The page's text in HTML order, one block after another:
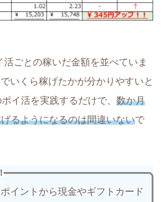
ごとの稼いだ金額を並べていま
いくら稼げたかが分かりやすいと
イ活を実践するだけで、 数か月
るようになるのは間違いないで
イントから現金やギフトカード